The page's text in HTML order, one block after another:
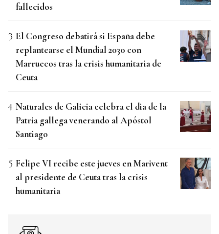
fallecidos
El Congreso debatirá si España debe
replantearse el Mundial 2030 con
Marruecos tras la crisis humanitaria de
Ceuta
Naturales de Galicia celebra el dia de la
Patria gallega venerando al Apóstol
Santiago
Felipe VI recibe este jueves en Marivent
al presidente de Ceuta tras la crisis
humanitaria